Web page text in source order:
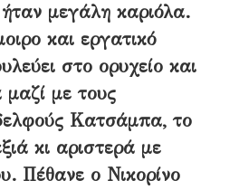
μεγάλη καριόλα.
και εργατικό
στο ορυχείο και
μαζί με τους
Κατσάμπα, το
κι αριστερά με
Πέθανε ο Νικορίνο